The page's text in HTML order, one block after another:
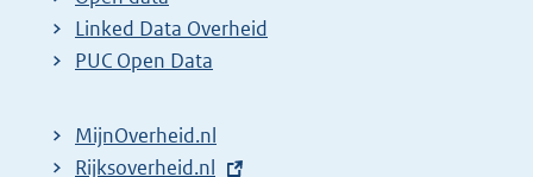
e
r
l
Linked Data Overheid
PUC Open Data
MijnOverheid.nl
E
Rijksoverheid.nl